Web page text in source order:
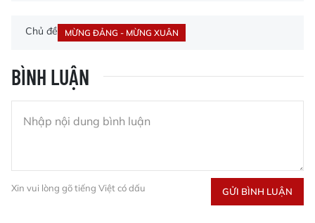
Chủ đề MỪNG ĐẢNG - MỪNG XUÂN
BÌNH LUẬN
Xin vui lòng gõ tiếng Việt có dấu GỬI BÌNH LUẬN